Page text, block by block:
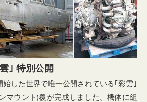
｣ 特別公開
始した世界で唯一公開されている｢彩雲｣
マウント)覆が完成しました。機体に組